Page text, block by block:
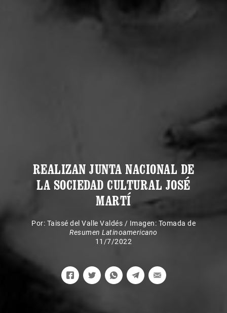
REALIZAN JUNTA NACIONAL DE
LA SOCIEDAD CULTURAL JOSÉ
MARTÍ
Por: Taissé del Valle Valdés / Imagen: Tomada de
Resumen Latinoamericano
11/7/2022